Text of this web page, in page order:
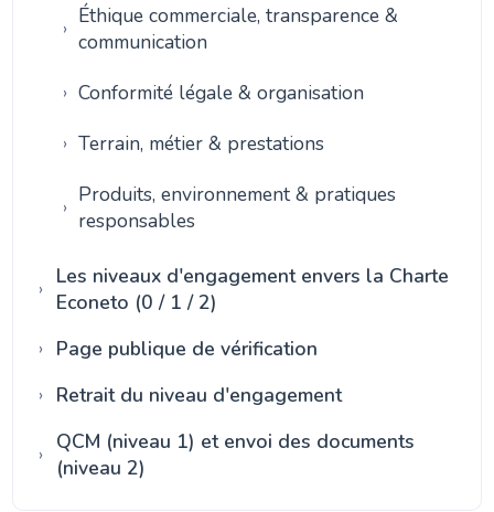
Éthique commerciale, transparence &
communication
Conformité légale & organisation
Terrain, métier & prestations
Produits, environnement & pratiques
responsables
Les niveaux d'engagement envers la Charte
Econeto (0 / 1 / 2)
Page publique de vérification
Retrait du niveau d'engagement
QCM (niveau 1) et envoi des documents
(niveau 2)